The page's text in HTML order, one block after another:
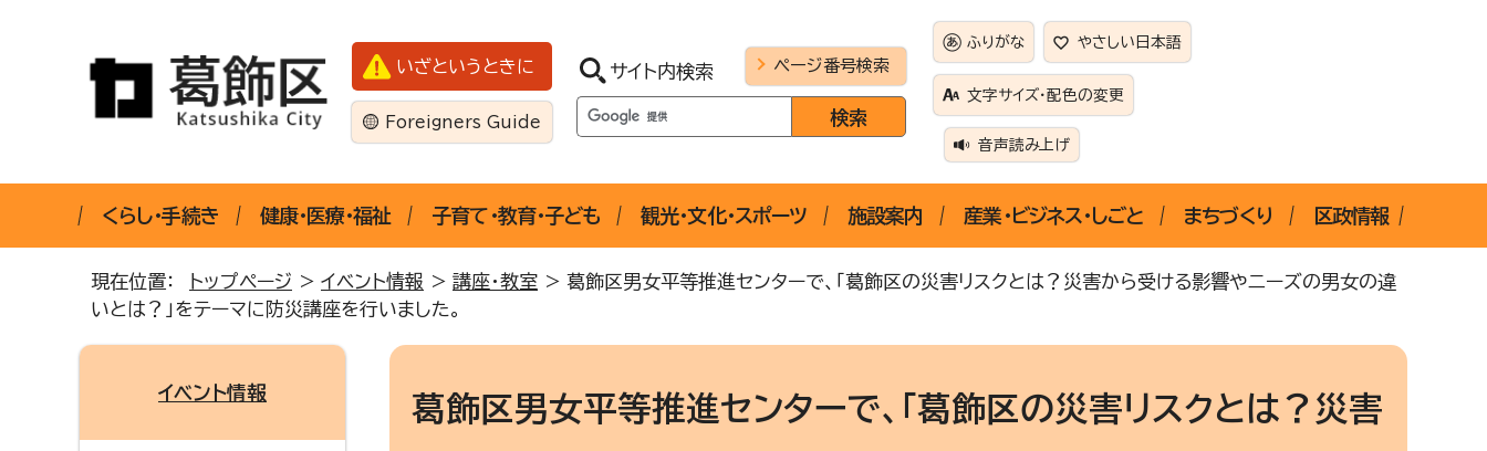
いざというときに
Foreigners Guide
サイト内検索 ページ番号検索
ふりがな やさしい日本語
文字サイズ・配色の変更
音声読み上げ
くらし・手続き 健康・医療・福祉 子育て・教育・子ども 観光・文化・スポーツ 施設案内 産業・ビジネス・しごと まちづくり 区政情報
現在位置： トップページ > イベント情報 > 講座・教室 > 葛飾区男女平等推進センターで、「葛飾区の災害リスクとは？災害から受ける影響やニーズの男女の違
いとは？」をテーマに防災講座を行いました。
葛飾区男女平等推進センターで、「葛飾区の災害リスクとは？災害
イベント情報